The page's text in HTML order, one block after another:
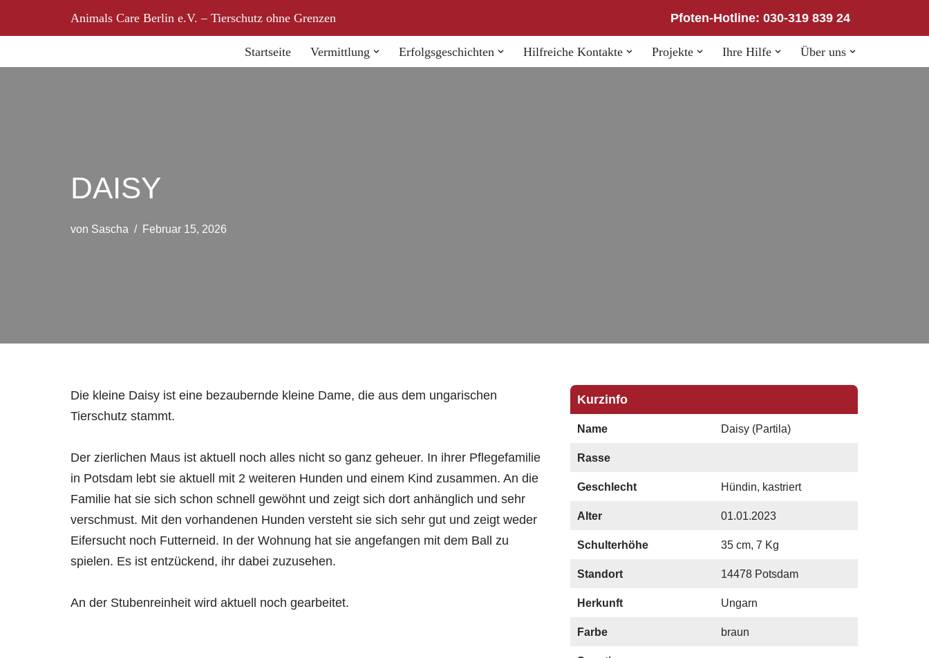
Zum
Animals Care Berlin e.V. – Tierschutz ohne Grenzen Pfoten-Hotline: 030-319 839 24
Startseite Vermittlung Erfolgsgeschichten Hilfreiche Kontakte Projekte Ihre Hilfe Über uns
DAISY
von Sascha Februar 15, 2026
Die kleine Daisy ist eine bezaubernde kleine Dame, die aus dem ungarischen
Tierschutz stammt.
Der zierlichen Maus ist aktuell noch alles nicht so ganz geheuer. In ihrer Pflegefamilie
in Potsdam lebt sie aktuell mit 2 weiteren Hunden und einem Kind zusammen. An die
Familie hat sie sich schon schnell gewöhnt und zeigt sich dort anhänglich und sehr
verschmust. Mit den vorhandenen Hunden versteht sie sich sehr gut und zeigt weder
Eifersucht noch Futterneid. In der Wohnung hat sie angefangen mit dem Ball zu
spielen. Es ist entzückend, ihr dabei zuzusehen.
An der Stubenreinheit wird aktuell noch gearbeitet.
Kurzinfo
Name Daisy (Partila)
Rasse
Geschlecht Hündin, kastriert
Alter 01.01.2023
Schulterhöhe 35 cm, 7 Kg
Standort 14478 Potsdam
Herkunft Ungarn
Farbe braun